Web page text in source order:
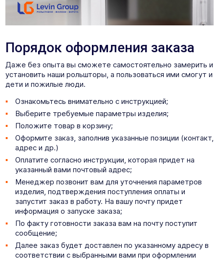
Порядок оформления заказа
Даже без опыта вы сможете самостоятельно замерить и
установить наши рольшторы, а пользоваться ими смогут и
дети и пожилые люди.
Ознакомьтесь внимательно с инструкцией;
Выберите требуемые параметры изделия;
Положите товар в корзину;
Оформите заказ, заполнив указанные позиции (контакт,
адрес и др.)
Оплатите согласно инструкции, которая придет на
указанный вами почтовый адрес;
Менеджер позвонит вам для уточнения параметров
изделия, подтверждения поступления оплаты и
запустит заказ в работу. На вашу почту придет
информация о запуске заказа;
По факту готовности заказа вам на почту поступит
сообщение;
Далее заказ будет доставлен по указанному адресу в
соответствии с выбранными вами при оформлении